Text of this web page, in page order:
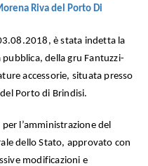
Riva del Porto Di
è stata indetta la
della gru Fantuzzi-
accessorie, situata presso
Porto di Brindisi.
l’amministrazione del
dello Stato, approvato con
modificazioni e